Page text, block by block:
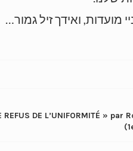
מועדות, ואידך זיל גמור…
REFUS DE L’UNIFORMITÉ » par